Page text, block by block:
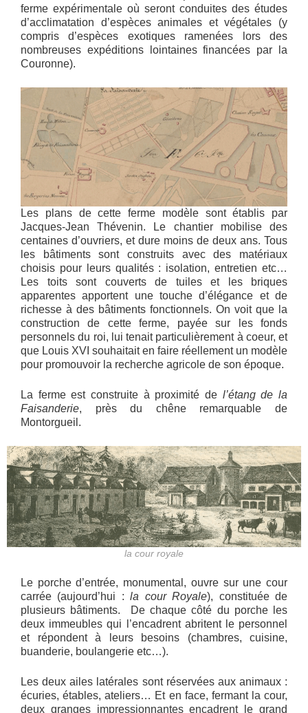
ferme expérimentale où seront conduites des études
d’acclimatation d’espèces animales et végétales (y
compris d’espèces exotiques ramenées lors des
nombreuses expéditions lointaines financées par la
Couronne).
Les plans de cette ferme modèle sont établis par
Jacques-Jean Thévenin. Le chantier mobilise des
centaines d’ouvriers, et dure moins de deux ans. Tous
les bâtiments sont construits avec des matériaux
choisis pour leurs qualités : isolation, entretien etc…
Les toits sont couverts de tuiles et les briques
apparentes apportent une touche d’élégance et de
richesse à des bâtiments fonctionnels. On voit que la
construction de cette ferme, payée sur les fonds
personnels du roi, lui tenait particulièrement à coeur, et
que Louis XVI souhaitait en faire réellement un modèle
pour promouvoir la recherche agricole de son époque.
La ferme est construite à proximité de l’étang de la
Faisanderie, près du chêne remarquable de
Montorgueil.
la cour royale
Le porche d’entrée, monumental, ouvre sur une cour
carrée (aujourd’hui :la cour Royale), constituée de
plusieurs bâtiments. De chaque côté du porche les
deux immeubles qui l’encadrent abritent le personnel
et répondent à leurs besoins (chambres, cuisine,
buanderie, boulangerie etc…).
Les deux ailes latérales sont réservées aux animaux :
écuries, étables, ateliers… Et en face, fermant la cour,
deux granges impressionnantes encadrent le grand